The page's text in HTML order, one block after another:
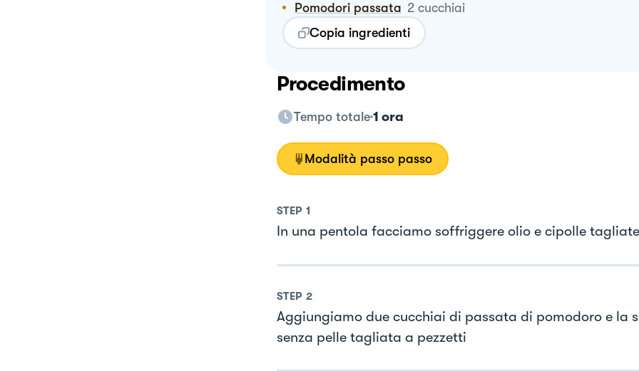
Pomodori passata 2 cucchiai
Copia ingredienti
Procedimento
Tempo totale 1 ora
Modalità passo passo
STEP 1
In una pentola facciamo soffriggere olio e cipolle
STEP 2
Aggiungiamo due cucchiai di passata di pomodoro e la
senza pelle tagliata a pezzetti